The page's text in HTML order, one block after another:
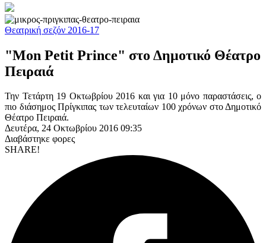
Θεατρική σεζόν 2016-17
"Mon Petit Prince" στο Δημοτικό Θέατρο
Πειραιά
Την Τετάρτη 19 Οκτωβρίου 2016 και για 10 μόνο παραστάσεις, ο
πιο διάσημος Πρίγκιπας των τελευταίων 100 χρόνων στο Δημοτικό
Θέατρο Πειραιά.
Δευτέρα, 24 Οκτωβρίου 2016 09:35
Διαβάστηκε φορες
SHARE!